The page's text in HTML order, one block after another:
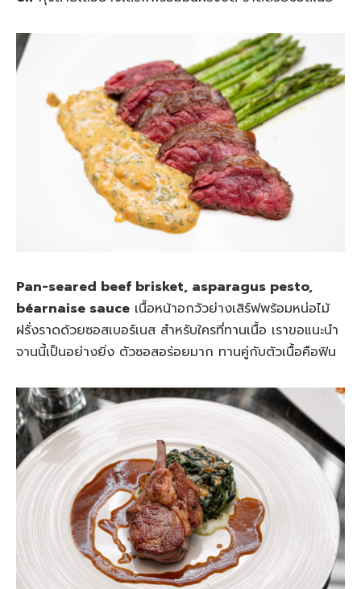
Pan-seared beef brisket, asparagus pesto,
béarnaise sauce เนื้อหน้าอกวัวย่างเสิร์ฟพร้อมหน่อไม้
ฝรั่งราดด้วยซอสเบอร์เนส สำหรับใครที่ทานเนื้อ เราขอแนะนำ
จานนี้เป็นอย่างยิ่ง ตัวซอสอร่อยมาก ทานคู่กับตัวเนื้อคือฟิน